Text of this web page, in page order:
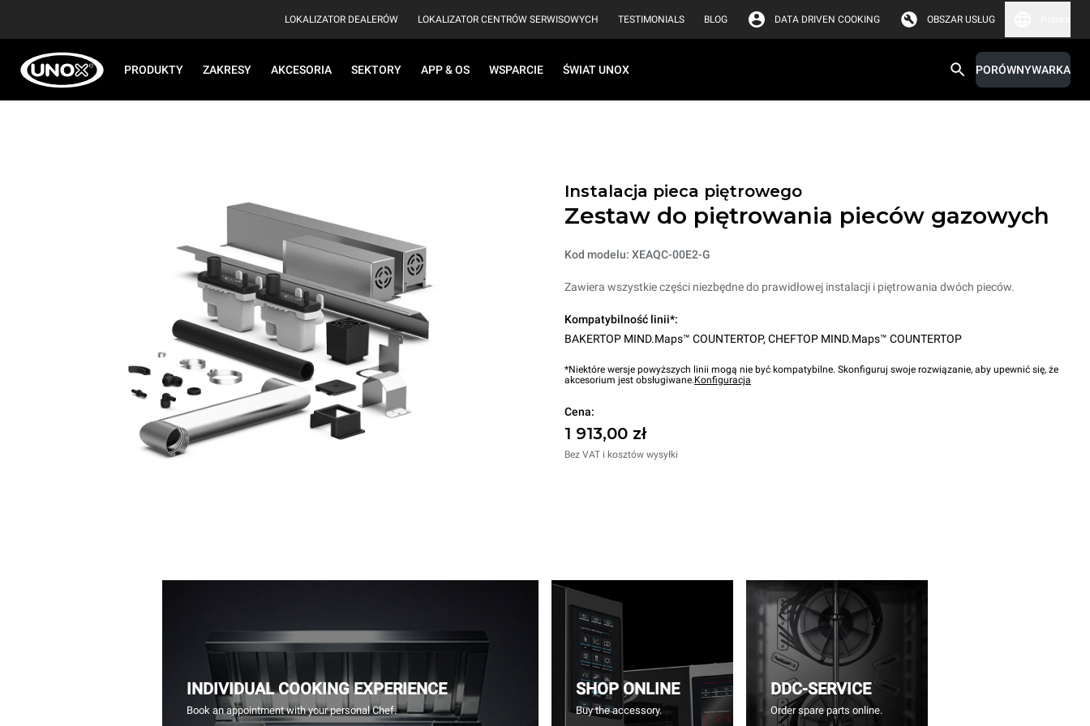
LOKALIZATOR DEALERÓW LOKALIZATOR CENTRÓW SERWISOWYCH TESTIMONIALS BLOG DATA DRIVEN COOKING OBSZAR USŁUG
PRODUKTY ZAKRESY AKCESORIA SEKTORY APP & OS WSPARCIE ŚWIAT UNOX PORÓWNYWARKA
Instalacja pieca piętrowego
Zestaw do piętrowania pieców gazowych
Kod modelu: XEAQC-00E2-G
Zawiera wszystkie części niezbędne do prawidłowej instalacji i piętrowania dwóch pieców.
Kompatybilność linii*:
BAKERTOP MIND.Maps™ COUNTERTOP, CHEFTOP MIND.Maps™ COUNTERTOP
*Niektóre wersje powyższych linii mogą nie być kompatybilne. Skonfiguruj swoje rozwiązanie, aby upewnić się, że
akcesorium jest obsługiwane.Konfiguracja
Cena:
1 913,00 zł
Bez VAT i kosztów wysyłki
INDIVIDUAL COOKING EXPERIENCE
Book an appointment with your personal Chef.
SHOP ONLINE
Buy the accessory.
DDC-SERVICE
Order spare parts online.